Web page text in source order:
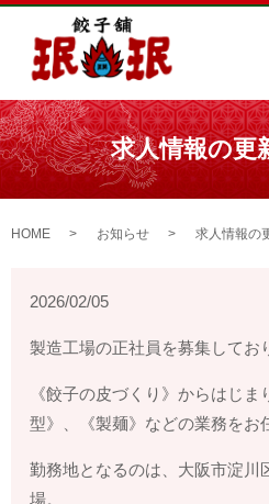
求人情報の更
HOME お知らせ 求人情報の
2026/02/05
製造工場の正社員を募集してお
《餃子の皮づくり》からはじ
型》、《製麺》などの業務をお
勤務地となるのは、大阪市淀川
場。